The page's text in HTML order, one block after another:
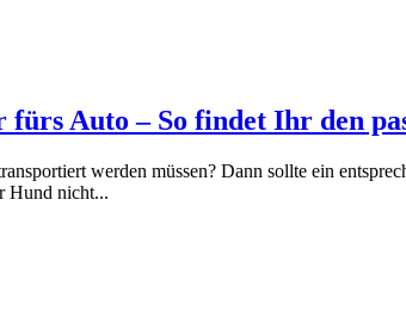
Auto – So findet Ihr den
werden müssen? Dann sollte ein
Hund nicht...